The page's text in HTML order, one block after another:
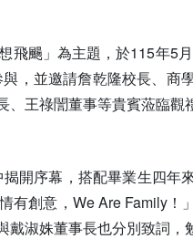
颺」為主題，於115年5
，並邀請詹乾隆校長、商
王祿誾董事等貴賓蒞臨觀
開序幕，搭配畢業生四年
創意，We Are Family
淑姝董事長也分別致詞